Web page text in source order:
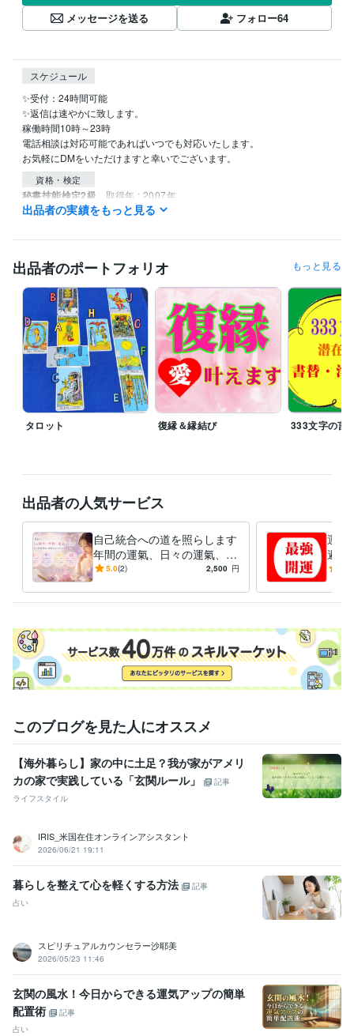
メッセージを送る
フォロー64
スケジュール
✨受付：24時間可能
✨返信は速やかに致します。
稼働時間10時～23時
電話相談は対応可能であればいつでも対応いたします。
資格・検定
秘書技能検定2級 取得年 : 2007年
占い 遠隔透視 統計学による鑑定
不倫
出品者の実績をもっと見る
出品者のポートフォリオ もっと見る
タロット 復縁＆縁結び 333文字の言
出品者の人気サービス
自己統合への道を照らします
年間の運氣、日々の運氣、恋
愛、相性、性格、個性診断賜
5.0(2) 2,500 円
運氣
避＆
年運
このブログを見た人にオススメ
【海外暮らし】家の中に土足？我が家がアメリ
カの家で実践している「玄関ルール」
記事
ライフスタイル
IRIS_米国在住オンラインアシスタント
2026/06/21 19:11
暮らしを整えて心を軽くする方法
記事
占い
スピリチュアルカウンセラー沙耶美
2026/05/23 11:46
玄関の風水！今日からできる運気アップの簡単
配置術
記事
占い